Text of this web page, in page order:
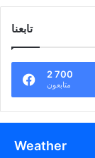
تابعنا
2 700
متابعون
Weather